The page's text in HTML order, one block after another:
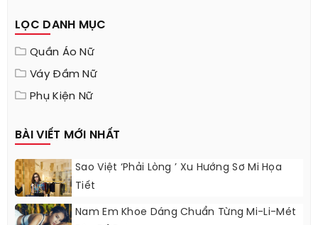
LỌC DANH MỤC
Quần Áo Nữ
Váy Đầm Nữ
Phụ Kiện Nữ
BÀI VIẾT MỚI NHẤT
Sao Việt ‘phải Lòng ’ Xu Hướng Sơ Mi Họa
Tiết
Nam Em Khoe Dáng Chuẩn Từng Mi-Li-Mét